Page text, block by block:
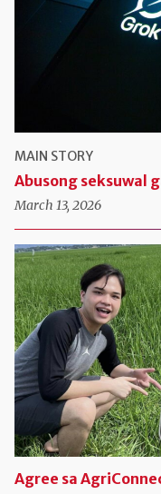
MAIN STORY
Abusong seksuwal
March 13, 2026
Agree sa